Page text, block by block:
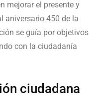
mejorar el presente y
aniversario 450 de la
se guía por objetivos
con la ciudadanía
ciudadana